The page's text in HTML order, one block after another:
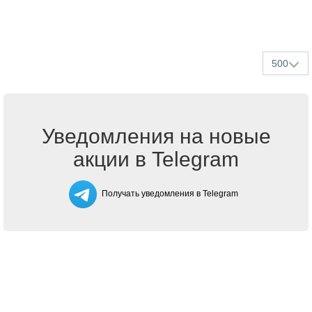
500
Уведомления на новые
акции в Telegram
Получать уведомления в Telegram